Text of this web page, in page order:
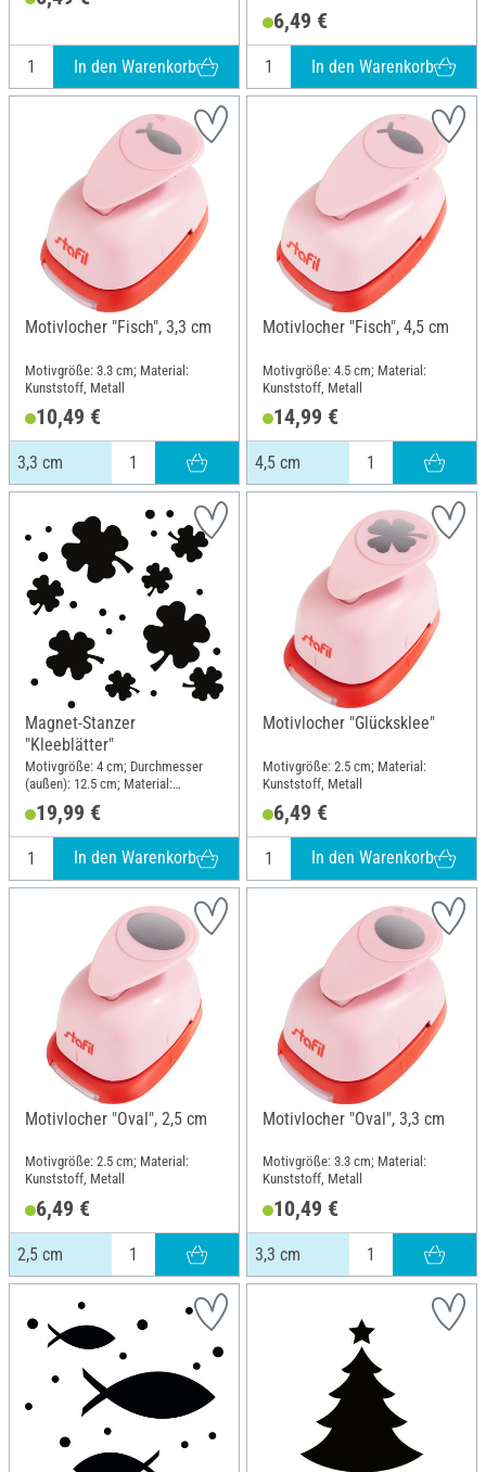
In den Warenkorb
6,49 €
In den Warenkorb
Motivlocher "Fisch", 3,3 cm
Motivgröße: 3.3 cm; Material:
Kunststoff, Metall
10,49 €
3,3 cm
Motivlocher "Fisch", 4,5 cm
Motivgröße: 4.5 cm; Material:
Kunststoff, Metall
14,99 €
4,5 cm
Magnet-Stanzer
"Kleeblätter"
Motivgröße: 4 cm; Durchmesser
(außen): 12.5 cm; Material:
19,99 €
In den Warenkorb
Motivlocher "Glücksklee"
Motivgröße: 2.5 cm; Material:
Kunststoff, Metall
6,49 €
In den Warenkorb
Motivlocher "Oval", 2,5 cm
Motivgröße: 2.5 cm; Material:
Kunststoff, Metall
6,49 €
2,5 cm
Motivlocher "Oval", 3,3 cm
Motivgröße: 3.3 cm; Material:
Kunststoff, Metall
10,49 €
3,3 cm